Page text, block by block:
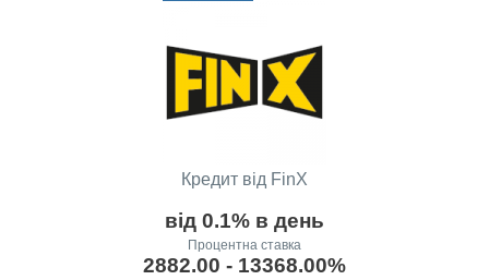
Кредит від FinX
від 0.1% в день
Процентна ставка
2882.00 - 13368.00%